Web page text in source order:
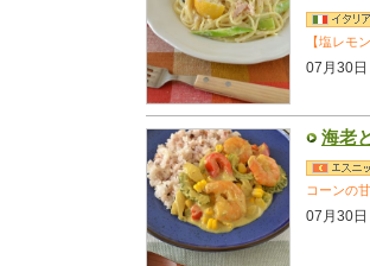
【塩レモ
07月30日
海老
コーンの
07月30日